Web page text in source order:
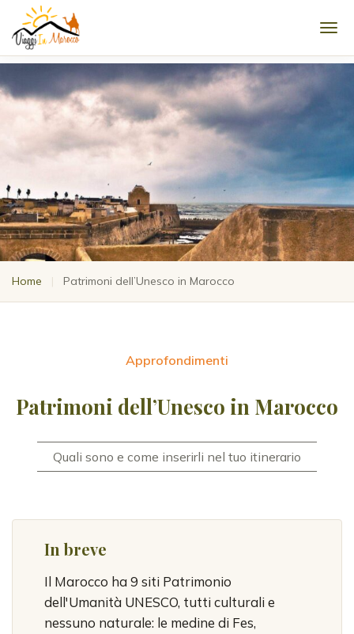
Home | Patrimoni dell’Unesco in Marocco
Approfondimenti
Patrimoni dell’Unesco in Marocco
Quali sono e come inserirli nel tuo itinerario
In breve
Il Marocco ha 9 siti Patrimonio
dell'Umanità UNESCO, tutti culturali e
nessuno naturale: le medine di Fes,